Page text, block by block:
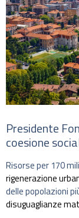
Presidente
coesione
Risorse per 170
rigenerazione
delle popolazioni
disuguaglianze